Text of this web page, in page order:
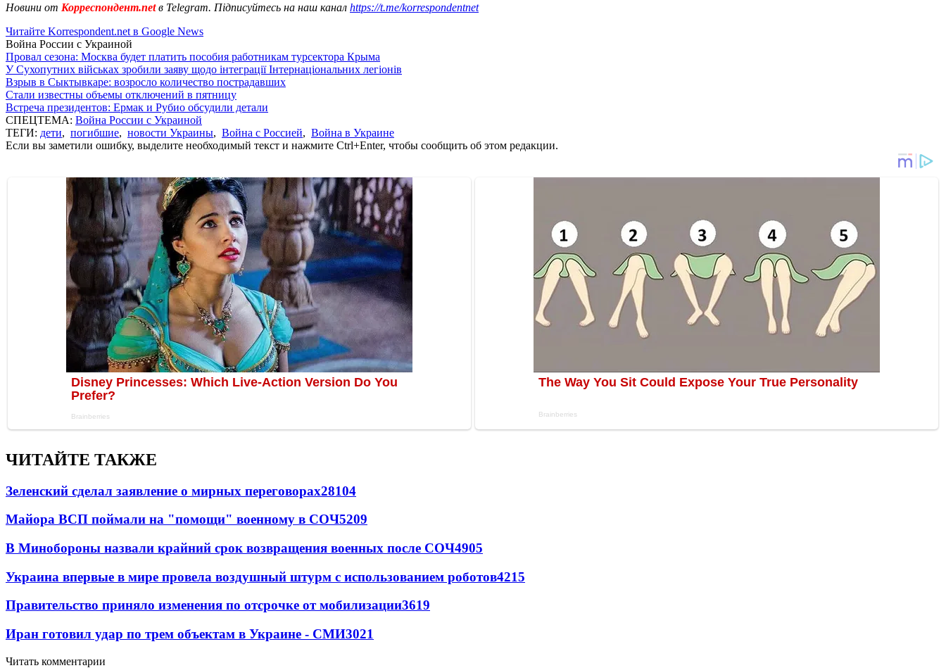
Новини от Корреспондент.netв Telegram. Підписуйтесь на наш канал https://t.me/korrespondentnet
Читайте Korrespondent.net в Google News
Война России с Украиной
Провал сезона: Москва будет платить пособия работникам турсектора Крыма
У Сухопутних військах зробили заяву щодо інтеграції Інтернаціональних легіонів
Взрыв в Сыктывкаре: возросло количество пострадавших
Стали известны объемы отключений в пятницу
Встреча президентов: Ермак и Рубио обсудили детали
СПЕЦТЕМА: Война России с Украиной
ТЕГИ: дети, погибшие, новости Украины, Война с Россией, Война в Украине
Если вы заметили ошибку, выделите необходимый текст и нажмите Ctrl+Enter, чтобы сообщить об этом редакции.
ЧИТАЙТЕ ТАКЖЕ
Зеленский сделал заявление о мирных переговорах28104
Майора ВСП поймали на "помощи" военному в СОЧ5209
В Минобороны назвали крайний срок возвращения военных после СОЧ4905
Украина впервые в мире провела воздушный штурм с использованием роботов4215
Правительство приняло изменения по отсрочке от мобилизации3619
Иран готовил удар по трем объектам в Украине - СМИ3021
Читать комментарии